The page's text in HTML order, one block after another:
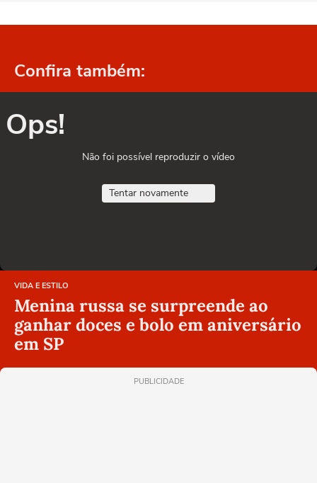
Confira também:
Ops!
Não foi possível reproduzir o vídeo
Tentar novamente
VIDA E ESTILO
Menina russa se surpreende ao
ganhar doces e bolo em aniversário
em SP
PUBLICIDADE